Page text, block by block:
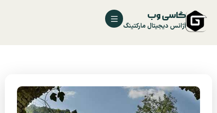
گاسی وب
آژانس دیجیتال مارکتینگ